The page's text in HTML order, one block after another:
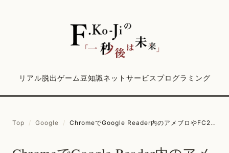
リアル脱出ゲーム豆知識ネットサービス プログラミング
Top / Google / ChromeでGoogle Reader内のアメブロやFC2の画像を表示させる方法